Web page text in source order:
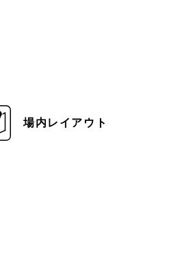
場内レイアウト